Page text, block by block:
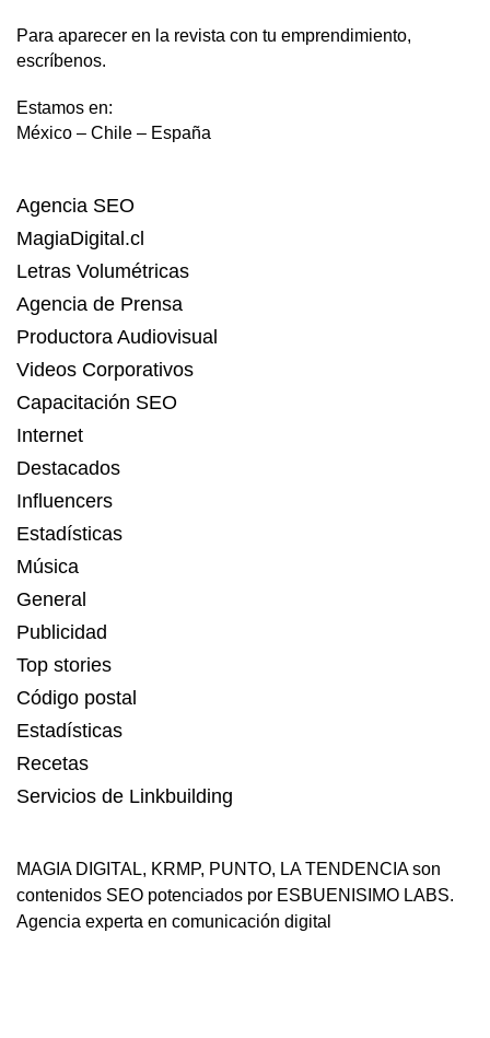
Para aparecer en la revista con tu emprendimiento,
escríbenos.
Estamos en:
México – Chile – España
Agencia SEO
MagiaDigital.cl
Letras Volumétricas
Agencia de Prensa
Productora Audiovisual
Videos Corporativos
Capacitación SEO
Internet
Destacados
Influencers
Estadísticas
Música
General
Publicidad
Top stories
Código postal
Estadísticas
Recetas
Servicios de Linkbuilding
MAGIA DIGITAL, KRMP, PUNTO, LA TENDENCIAson
contenidos SEO potenciados por ESBUENISIMO LABS.
Agencia experta en comunicación digital